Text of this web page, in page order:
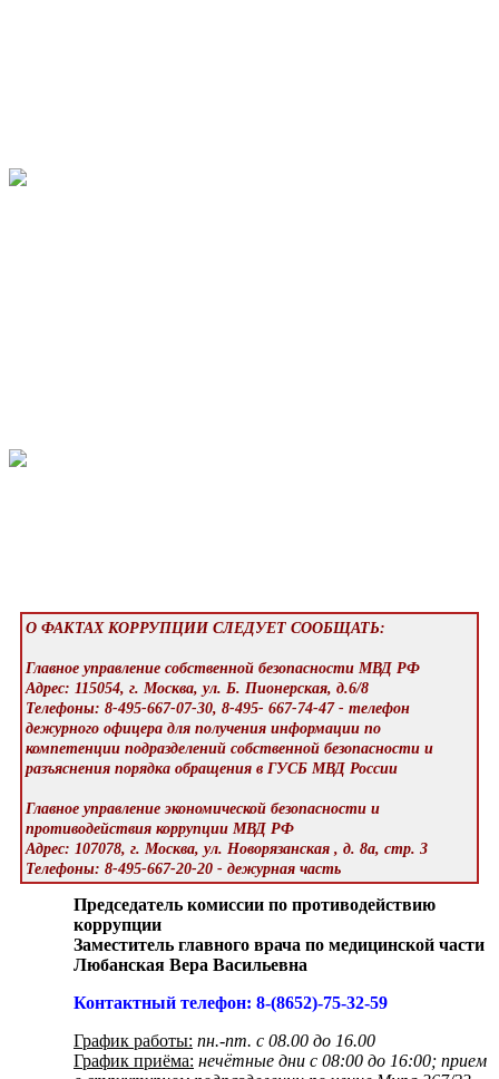
О ФАКТАХ КОРРУПЦИИ СЛЕДУЕТ СООБЩАТЬ:
Главное управление собственной безопасности МВД РФ
Адрес: 115054, г. Москва, ул. Б. Пионерская, д.6/8
Телефоны: 8-495-667-07-30, 8-495- 667-74-47 - телефон
дежурного офицера для получения информации по
компетенции подразделений собственной безопасности и
разъяснения порядка обращения в ГУСБ МВД России
Главное управление экономической безопасности и
противодействия коррупции МВД РФ
Адрес: 107078, г. Москва, ул. Новорязанская , д. 8а, стр. 3
Телефоны: 8-495-667-20-20 - дежурная часть
Председатель комиссии по противодействию
коррупции
Заместитель главного врача по медицинской части
Любанская Вера Васильевна
Контактный телефон: 8-(8652)-75-32-59
График работы: пн.-пт. с 08.00 до 16.00
График приёма: нечётные дни с 08:00 до 16:00; прием